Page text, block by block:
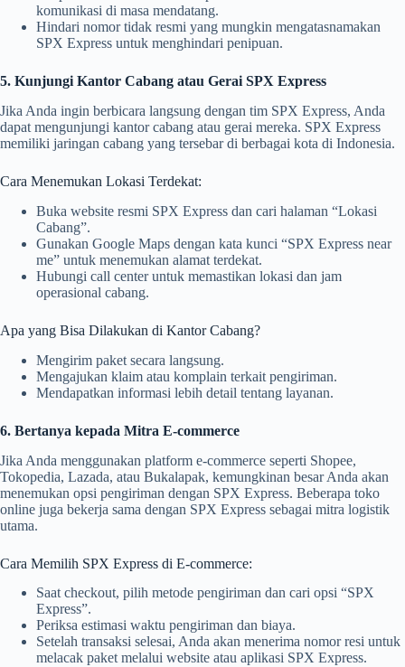
komunikasi di masa mendatang.
Hindari nomor tidak resmi yang mungkin mengatasnamakan
SPX Express untuk menghindari penipuan.
5. Kunjungi Kantor Cabang atau Gerai SPX Express
Jika Anda ingin berbicara langsung dengan tim SPX Express, Anda
dapat mengunjungi kantor cabang atau gerai mereka. SPX Express
memiliki jaringan cabang yang tersebar di berbagai kota di Indonesia.
Cara Menemukan Lokasi Terdekat:
Buka website resmi SPX Express dan cari halaman “Lokasi
Cabang”.
Gunakan Google Maps dengan kata kunci “SPX Express near
me” untuk menemukan alamat terdekat.
Hubungi call center untuk memastikan lokasi dan jam
operasional cabang.
Apa yang Bisa Dilakukan di Kantor Cabang?
Mengirim paket secara langsung.
Mengajukan klaim atau komplain terkait pengiriman.
Mendapatkan informasi lebih detail tentang layanan.
6. Bertanya kepada Mitra E-commerce
Jika Anda menggunakan platform e-commerce seperti Shopee,
Tokopedia, Lazada, atau Bukalapak, kemungkinan besar Anda akan
menemukan opsi pengiriman dengan SPX Express. Beberapa toko
online juga bekerja sama dengan SPX Express sebagai mitra logistik
utama.
Cara Memilih SPX Express di E-commerce:
Saat checkout, pilih metode pengiriman dan cari opsi “SPX
Express”.
Periksa estimasi waktu pengiriman dan biaya.
Setelah transaksi selesai, Anda akan menerima nomor resi untuk
melacak paket melalui website atau aplikasi SPX Express.